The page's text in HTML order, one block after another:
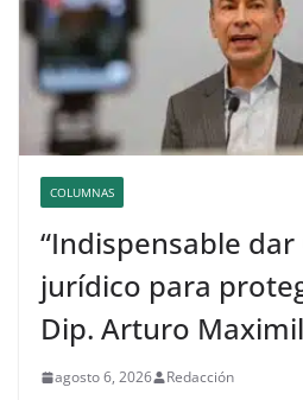
COLUMNAS
“Indispensable
jurídico para
Dip. Arturo
agosto 6, 2026 Redacción